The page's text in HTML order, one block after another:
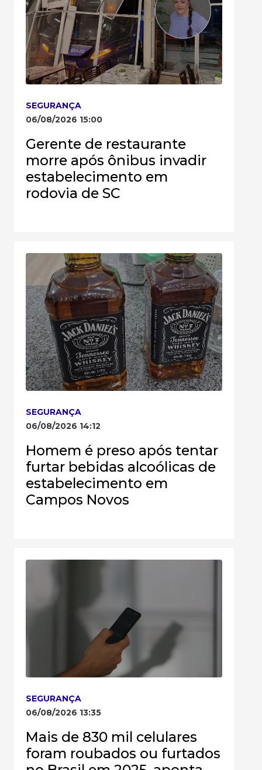
SEGURANÇA
06/08/2026 15:00
Gerente de restaurante
morre após ônibus invadir
estabelecimento em
rodovia de SC
SEGURANÇA
06/08/2026 14:12
Homem é preso após tentar
furtar bebidas alcoólicas de
estabelecimento em
Campos Novos
SEGURANÇA
06/08/2026 13:35
Mais de 830 mil celulares
foram roubados ou furtados